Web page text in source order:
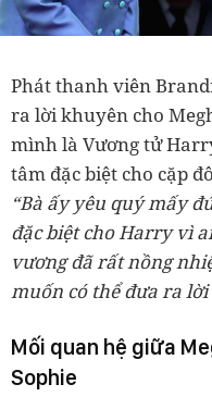
Phát thanh viên
ra lời khuyên cho
mình là Vương tử
tâm đặc biệt cho cặp
“Bà ấy yêu quý mấy
đặc biệt cho Harry vì
vương đã rất nồng
muốn có thể đưa ra
Mối quan hệ giữa
Sophie